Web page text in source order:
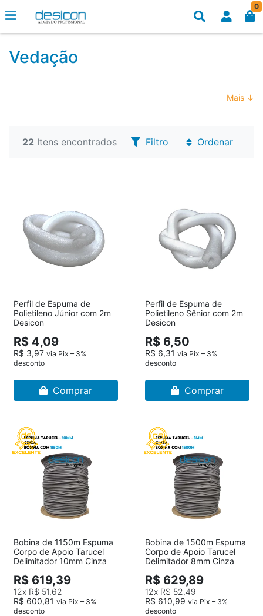
0
Vedação
Mais ↓
22 Itens encontrados Filtro Ordenar
Perfil de Espuma de
Polietileno Júnior com 2m
Desicon
R$ 4,09
R$ 3,97 via Pix – 3%
desconto
Comprar
Perfil de Espuma de
Polietileno Sênior com 2m
Desicon
R$ 6,50
R$ 6,31 via Pix – 3%
desconto
Comprar
Bobina de 1150m Espuma
Corpo de Apoio Tarucel
Delimitador 10mm Cinza
R$ 619,39
12x R$ 51,62
R$ 600,81 via Pix – 3%
desconto
Bobina de 1500m Espuma
Corpo de Apoio Tarucel
Delimitador 8mm Cinza
R$ 629,89
12x R$ 52,49
R$ 610,99 via Pix – 3%
desconto